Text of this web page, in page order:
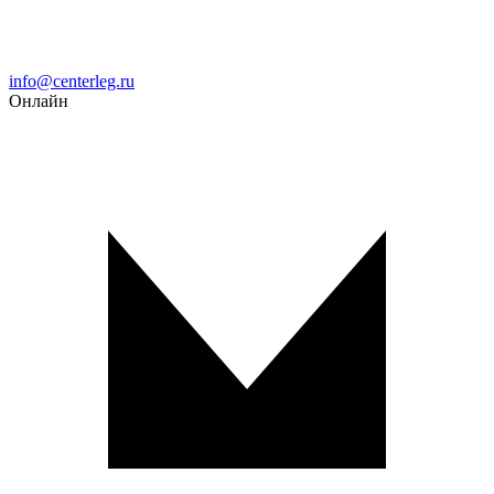
Email
info@centerleg.ru
Онлайн